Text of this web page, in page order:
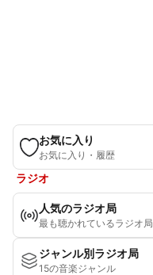
お気に入り
お気に入り・履歴
ラジオ
人気のラジオ局
最も聴かれているラジオ局
ジャンル別ラジオ局
15の音楽ジャンル